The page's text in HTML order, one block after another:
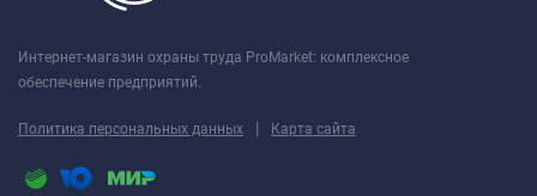
Интернет-магазин охраны труда ProMarket: комплексное
обеспечение предприятий.
Политика персональных данных | Карта сайта